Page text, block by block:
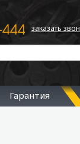
заказать
Гарантия